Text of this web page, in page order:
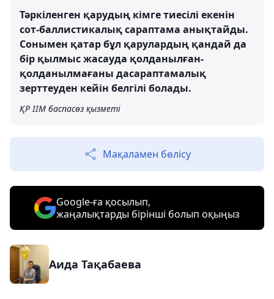
Тәркіленген қарудың кімге тиесілі екенін
сот-баллистикалық сараптама анықтайды.
Сонымен қатар бұл қарулардың қандай да
бір қылмыс жасауда қолданылған-
қолданылмағаны дасараптамалық
зерттеуден кейін белгілі болады.
ҚР ІІМ баспасөз қызметі
Мақаламен бөлісу
Google-ға қосылып,
жаңалықтарды бірінші болып оқыңыз
Аида Тақабаева